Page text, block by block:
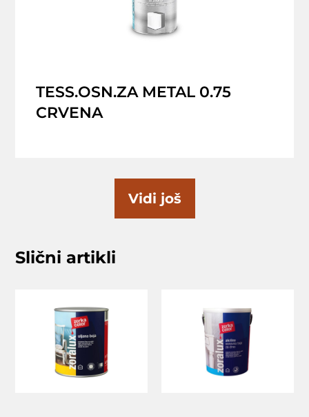
TESS.OSN.ZA METAL 0.75
CRVENA
Vidi još
Slični artikli